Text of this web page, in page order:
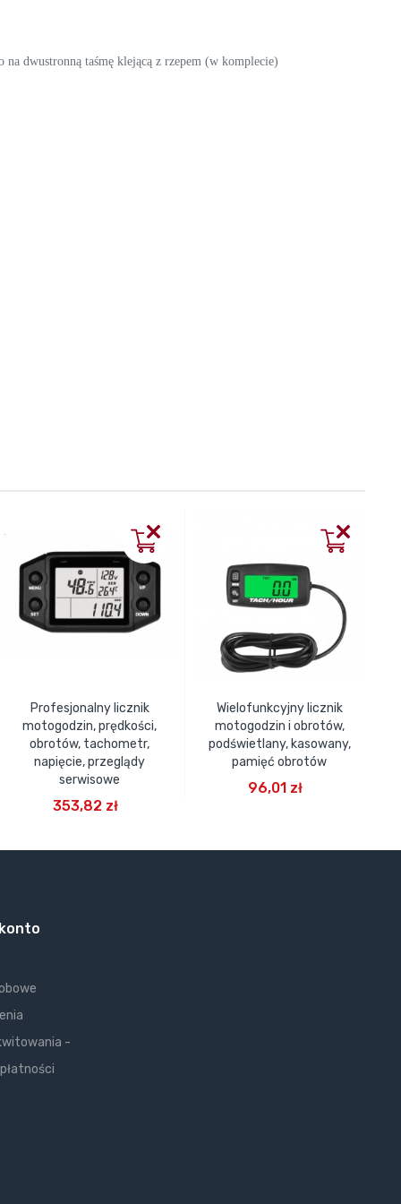
na dwustronną taśmę klejącą z rzepem (w komplecie)
Profesjonalny licznik
motogodzin, prędkości,
obrotów, tachometr,
napięcie, przeglądy
serwisowe
353,82 zł
Wielofunkcyjny licznik
motogodzin i obrotów,
podświetlany, kasowany,
pamięć obrotów
96,01 zł
-